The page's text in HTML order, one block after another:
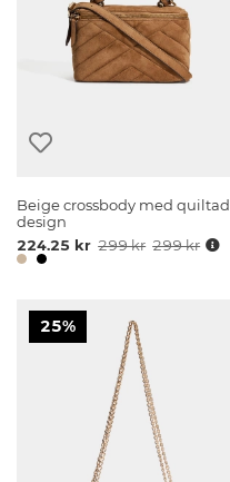
Beige crossbody med quiltad
design
224.25 kr 299 kr 299 kr
25%